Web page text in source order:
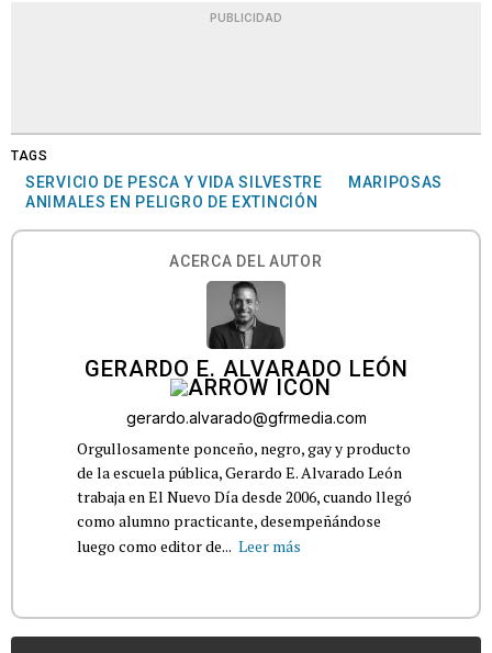
PUBLICIDAD
TAGS
SERVICIO DE PESCA Y VIDA SILVESTRE
MARIPOSAS
ANIMALES EN PELIGRO DE EXTINCIÓN
ACERCA DEL AUTOR
GERARDO E. ALVARADO LEÓN
gerardo.alvarado@gfrmedia.com
Orgullosamente ponceño, negro, gay y producto
de la escuela pública, Gerardo E. Alvarado León
trabaja en El Nuevo Día desde 2006, cuando llegó
como alumno practicante, desempeñándose
luego como editor de... Leer más